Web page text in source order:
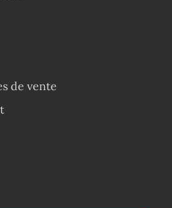
de vente